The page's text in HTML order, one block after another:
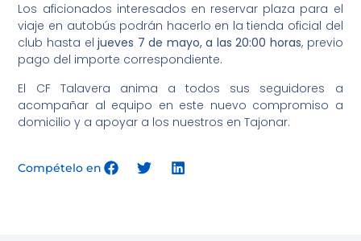
Los aficionados interesados en reservar plaza para el
viaje en autobús podrán hacerlo en la tienda oficial del
club hasta eljueves 7 de mayo, a las 20:00 horas, previo
pago del importe correspondiente.
El CF Talavera anima a todos sus seguidores a
acompañar al equipo en este nuevo compromiso a
domicilio y a apoyar a los nuestros en Tajonar.
Compételo en